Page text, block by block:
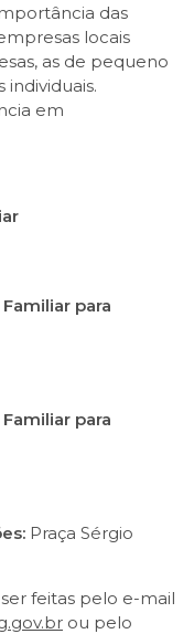
das
locais
as de pequeno
em
para
para
Praça Sérgio
feitas pelo e-mail
ou pelo